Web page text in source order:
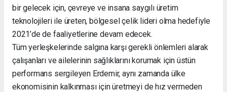
bir gelecek için, çevreye ve insana saygılı üretim
teknolojileri ile üreten, bölgesel çelik lideri olma hedefiyle
2021’de de faaliyetlerine devam edecek.
Tüm yerleşkelerinde salgına karşı gerekli önlemleri alarak
çalışanları ve ailelerinin sağlıklarını korumak için üstün
performans sergileyen Erdemir, aynı zamanda ülke
ekonomisinin kalkınması için üretmeyi de hız vermeden